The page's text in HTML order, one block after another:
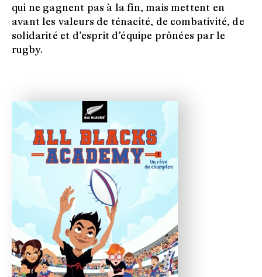
qui ne gagnent pas à la fin, mais mettent en
avant les valeurs de ténacité, de combativité, de
solidarité et d’esprit d’équipe prônées par le
rugby.